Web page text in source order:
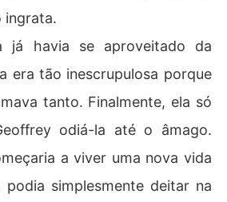
ingrata.
já havia se aproveitado da
era tão inescrupulosa porque
tanto. Finalmente, ela só
odiá-la até o âmago.
a viver uma nova vida
simplesmente deitar na